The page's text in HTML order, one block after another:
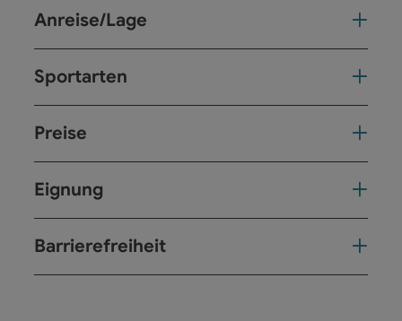
Anreise/Lage
Sportarten
Preise
Eignung
Barrierefreiheit